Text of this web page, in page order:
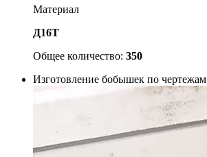
Материал
Д16Т
Общее количество: 350
Изготовление бобышек по чертежам